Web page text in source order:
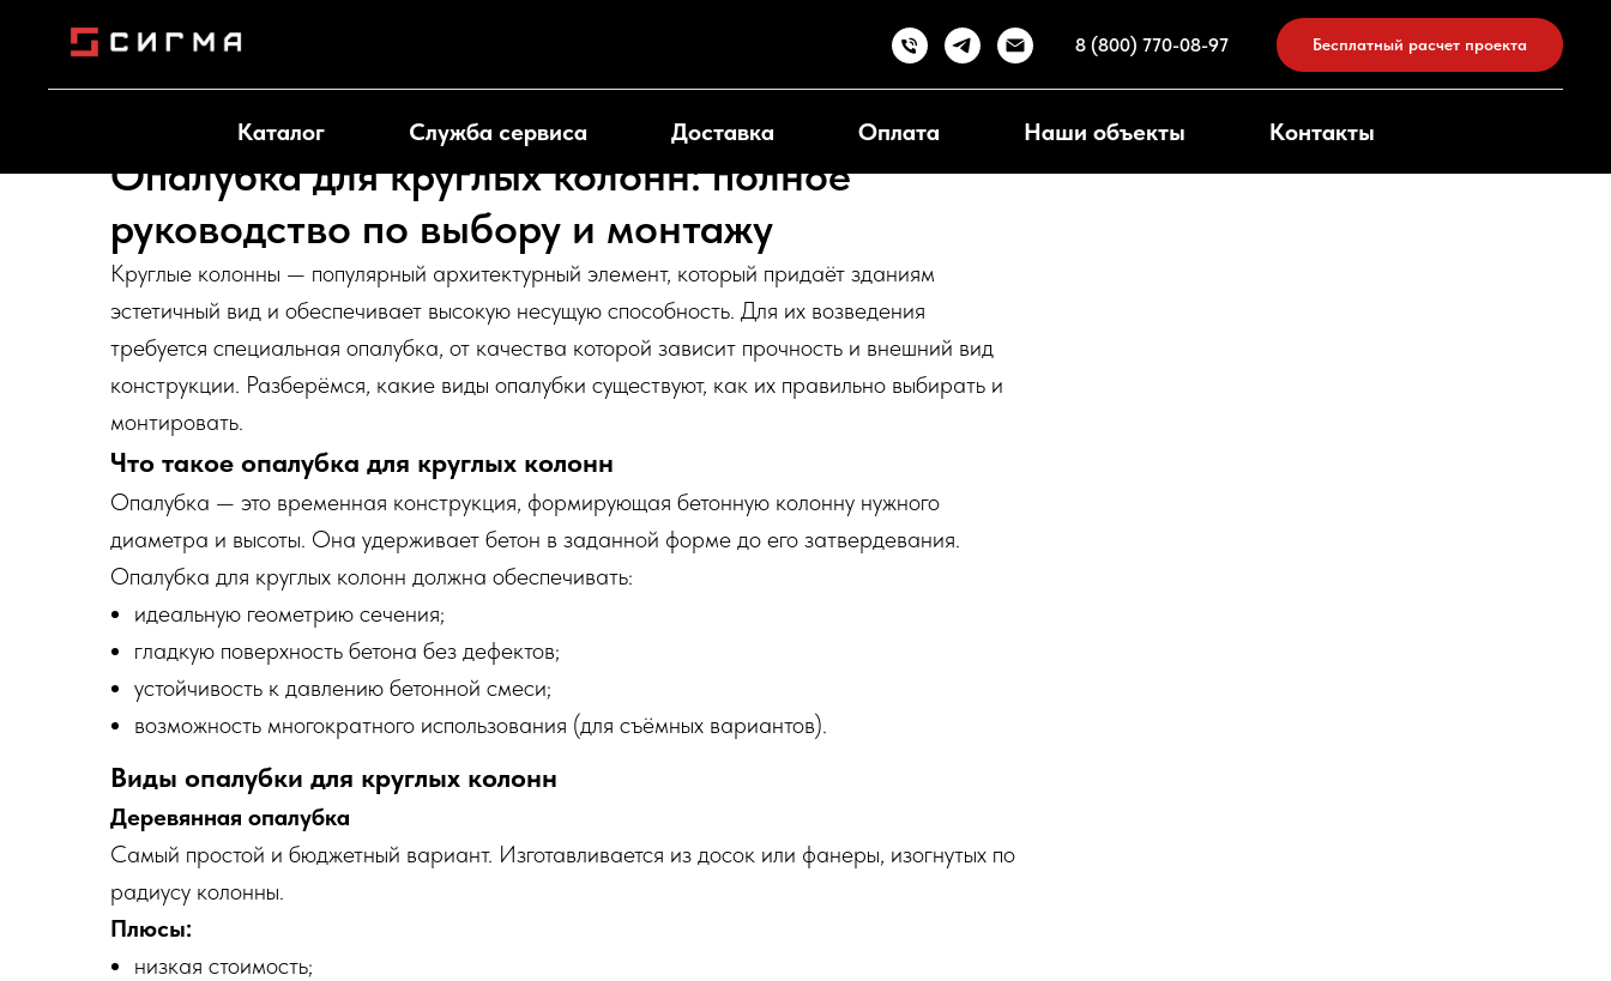
8 (800) 770-08-97 Бесплатный расчет проекта
Каталог Служба сервиса Доставка Оплата Наши объекты Контакты
Опалубка для круглых колонн: полное
руководство по выбору и монтажу
Круглые колонны — популярный архитектурный элемент, который придаёт зданиям
эстетичный вид и обеспечивает высокую несущую способность. Для их возведения
требуется специальная опалубка, от качества которой зависит прочность и внешний вид
конструкции. Разберёмся, какие виды опалубки существуют, как их правильно выбирать и
монтировать.
Что такое опалубка для круглых колонн
Опалубка — это временная конструкция, формирующая бетонную колонну нужного
диаметра и высоты. Она удерживает бетон в заданной форме до его затвердевания.
Опалубка для круглых колонн должна обеспечивать:
идеальную геометрию сечения;
гладкую поверхность бетона без дефектов;
устойчивость к давлению бетонной смеси;
возможность многократного использования (для съёмных вариантов).
Виды опалубки для круглых колонн
Деревянная опалубка
Самый простой и бюджетный вариант. Изготавливается из досок или фанеры, изогнутых по
радиусу колонны.
Плюсы:
низкая стоимость;